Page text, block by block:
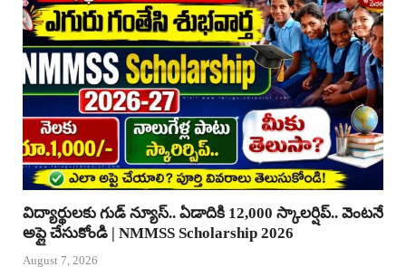
విద్యార్థులకు గుడ్ న్యూస్.. ఏడాదికి 12,000 స్కాలర్షిప్.. వెంటనే
అప్లై చేసుకోండి | NMMSS Scholarship 2026
August 7, 2026